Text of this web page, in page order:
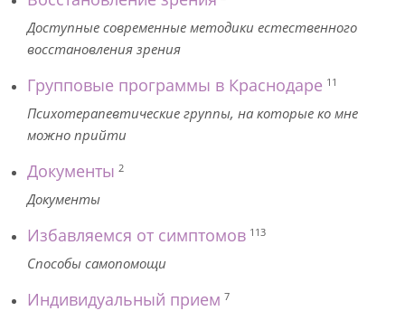
Доступные современные методики естественного
восстановления зрения
Групповые программы в Краснодаре 11
Психотерапевтические группы, на которые ко мне
можно прийти
Документы 2
Документы
Избавляемся от симптомов 113
Способы самопомощи
Индивидуальный прием 7